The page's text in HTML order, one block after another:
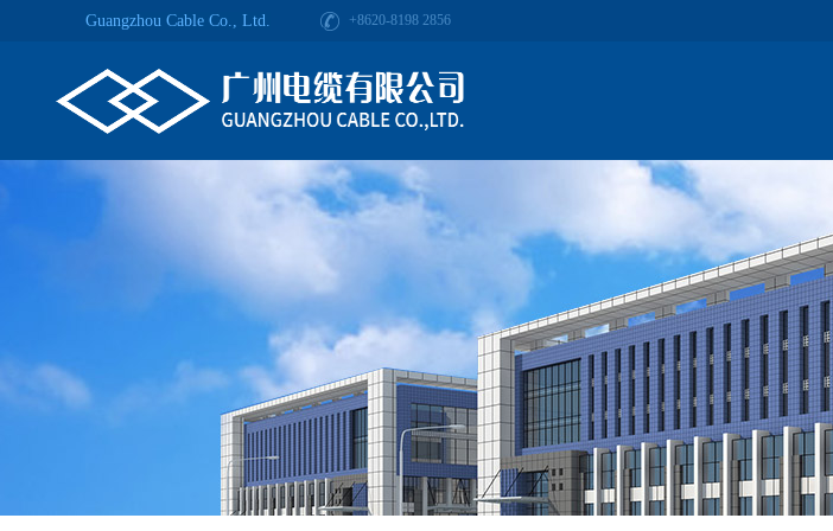
Guangzhou Cable Co., Ltd. +8620-8198 2856